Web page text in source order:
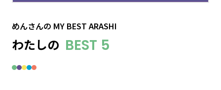
めんさんの MY BEST ARASHI
わたしの BEST 5